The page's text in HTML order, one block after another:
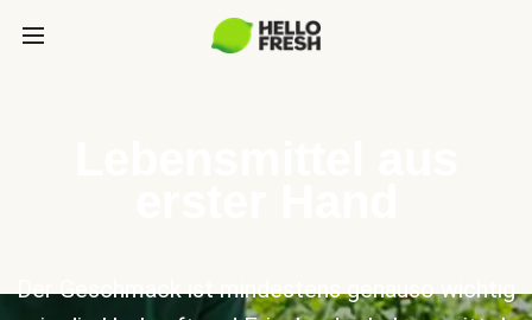
Der Geschmack ist mindestens genauso wichtig